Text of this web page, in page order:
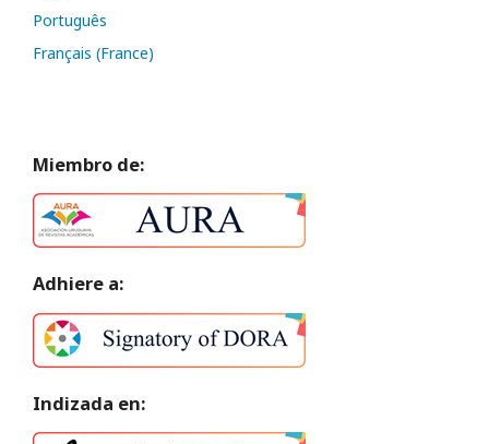
Português
Français (France)
Miembro de:
Adhiere a:
Indizada en: